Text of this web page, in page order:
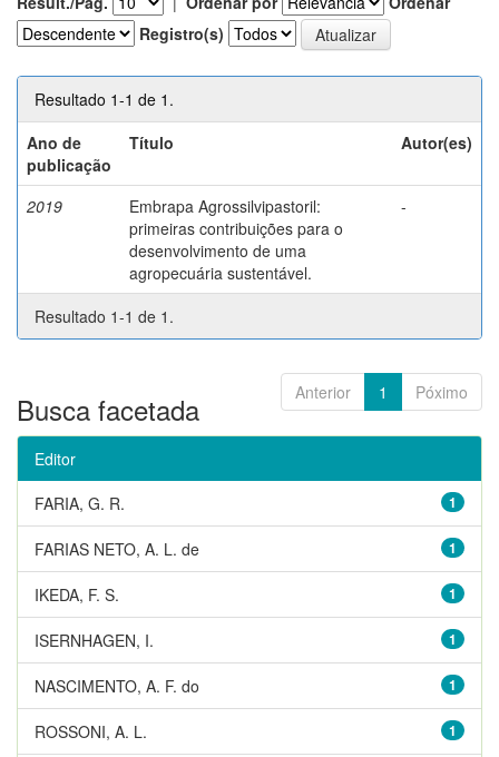
Registro(s)
Resultado 1-1 de 1.
Ano de
publicação
Título Autor(es)
2019
Embrapa Agrossilvipastoril:
primeiras contribuições para o
desenvolvimento de uma
agropecuária sustentável.
-
Resultado 1-1 de 1.
Anterior 1 Póximo
Busca facetada
Editor
1
FARIA, G. R.
1
FARIAS NETO, A. L. de
1
IKEDA, F. S.
1
ISERNHAGEN, I.
1
NASCIMENTO, A. F. do
1
ROSSONI, A. L.